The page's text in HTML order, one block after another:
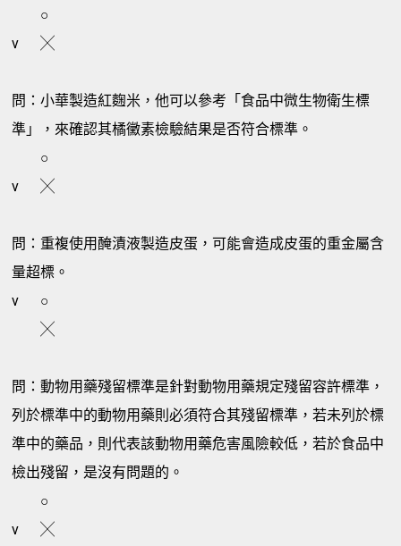
○
v
╳
問：小華製造紅麴米，他可以參考「食品中微生物衛生標
準」，來確認其橘黴素檢驗結果是否符合標準。
○
v
╳
問：重複使用醃漬液製造皮蛋，可能會造成皮蛋的重金屬含
量超標。
v
○
╳
問：動物用藥殘留標準是針對動物用藥規定殘留容許標準，
列於標準中的動物用藥則必須符合其殘留標準，若未列於標
準中的藥品，則代表該動物用藥危害風險較低，若於食品中
檢出殘留，是沒有問題的。
○
v
╳